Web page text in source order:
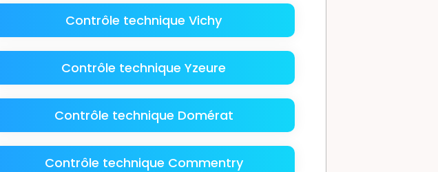
Contrôle technique Vichy
Contrôle technique Yzeure
Contrôle technique Domérat
Contrôle technique Commentry